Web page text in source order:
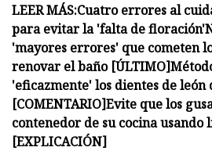
LEER MÁS:Cuatro errores al
para evitar la 'falta de floración'
'mayores errores' que cometen
renovar el baño [ÚLTIMO]
'eficazmente' los dientes de león
[COMENTARIO]Evite que los
contenedor de su cocina usando
[EXPLICACIÓN]